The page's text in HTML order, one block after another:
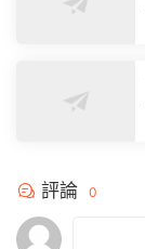
評論 0